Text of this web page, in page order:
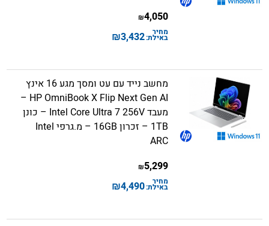
4,050
₪
מחיר
באילת:3,432
₪
מחשב נייד עם עט ומסך מגע 16 אינץ
HP OmniBook X Flip Next Gen AI –
מעבד Intel Core Ultra 7 256V – כונן
1TB – זכרון 16GB – מ.גרפי Intel
ARC
5,299
₪
מחיר
באילת:4,490
₪